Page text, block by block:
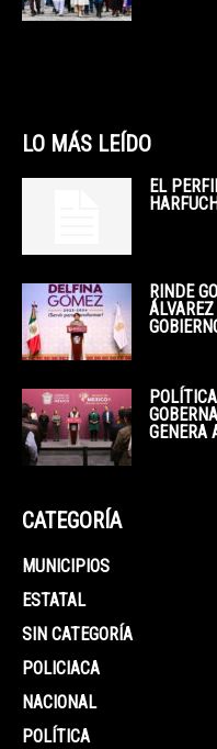
LO MÁS LEÍDO
EL
RINDE
GENERA
CATEGORÍA
MUNICIPIOS
ESTATAL
SIN CATEGORÍA
POLICIACA
NACIONAL
POLÍTICA